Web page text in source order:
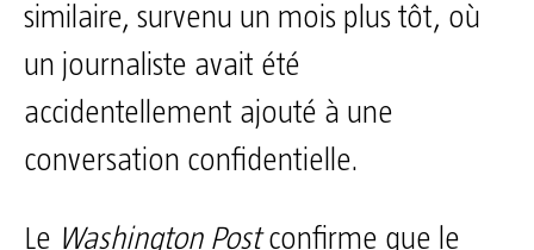
similaire, survenu un mois plus tôt, où
un journaliste avait été
accidentellement ajouté à une
conversation confidentielle.
Le Washington Postconfirme que le